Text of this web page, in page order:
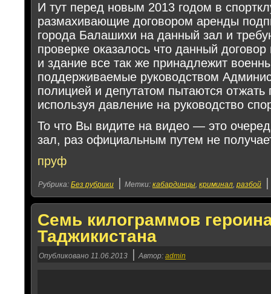
И тут перед новым 2013 годом в
размахивающие договором аренды
города Балашихи на данный зал и
проверке оказалось что данный договор
и здание все так же принадлежит
поддерживаемые руководством
полицией и депутатом пытаются
используя давление на руководство
То что Вы видите на видео — это
зал, раз официальным путем не
пруф
Рубрика: Без рубрики Метки: кабардинцы, криминал, разбой
Семь килограммов
Таджикистана
Опубликовано 11.06.2013 Автор: admin